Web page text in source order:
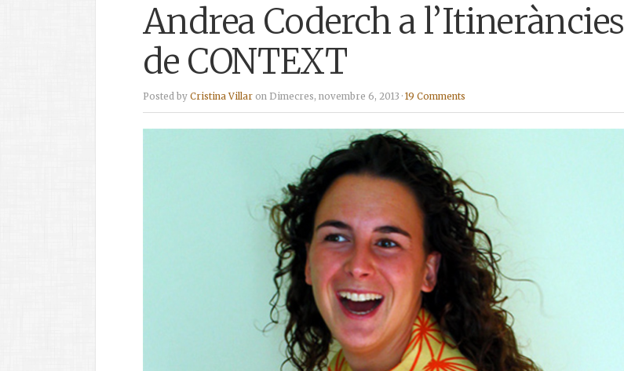
Andrea Coderch a l’Itineràncies
de CONTEXT
Posted by Cristina Villar on Dimecres, novembre 6, 2013 · 19 Comments